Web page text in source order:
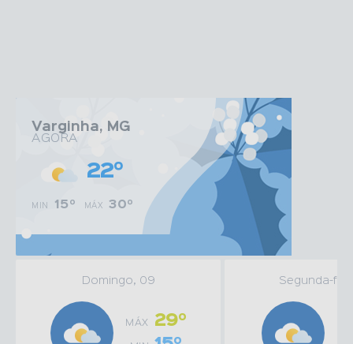
Varginha, MG
AGORA
22º
MIN 15º MÁX 30º
Domingo, 09
MÁX 29º
Segunda-